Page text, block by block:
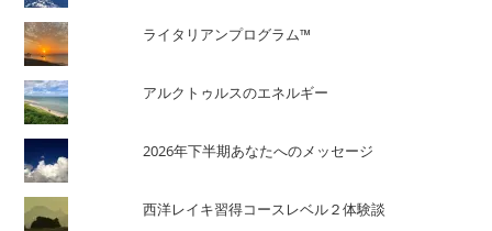
ライタリアンプログラム™
アルクトゥルスのエネルギー
2026年下半期あなたへのメッセージ
西洋レイキ習得コースレベル２体験談